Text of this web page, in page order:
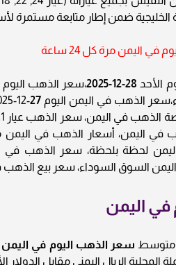
ضمن إطار متابعة مستمرة
اليمن مرة كل 24 ساعة
الأحد 28-12-2025 ،سعر الذهب اليوم
الذهب في اليمن اليوم 27
في اليمن، أسعار الذهب في اليمن
لحظة بلحظة، سعر الذهب في
السوق السوداء، سعر بيع الذهب
في اليمن
متوسط سعر الذهب اليوم في اليمن الأحد 28-
المحلية الريال اليمني مقابل الدولار